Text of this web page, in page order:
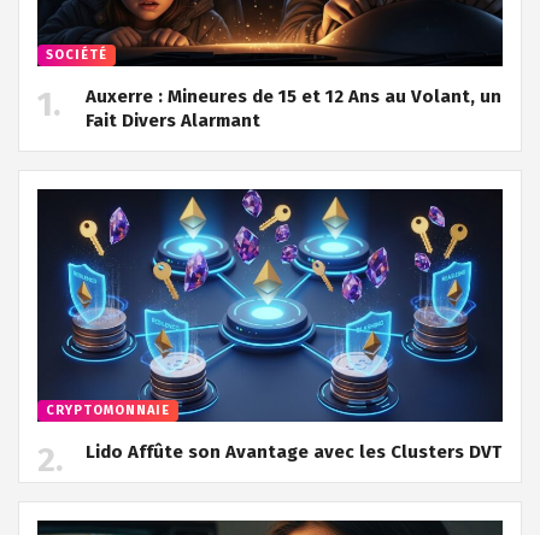
SOCIÉTÉ
Auxerre : Mineures de 15 et 12 Ans au Volant, un
Fait Divers Alarmant
CRYPTOMONNAIE
Lido Affûte son Avantage avec les Clusters DVT